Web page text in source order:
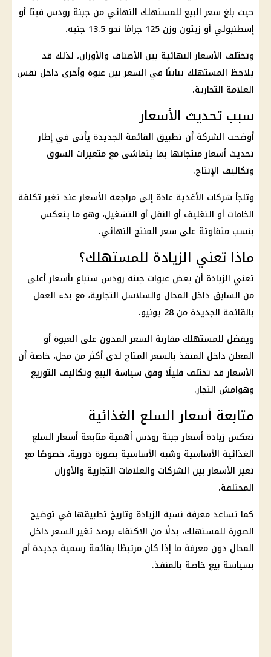
حيث بلغ سعر البيع للمستهلك النهائي من جبنة رودس فيتا أو
إسطنبولي أو زيتون وزن 125 جرامًا نحو 13.5 جنيه.
وتختلف الأسعار النهائية بين الأصناف والأوزان، لذلك قد
يلاحظ المستهلك تباينًا في السعر بين عبوة وأخرى داخل نفس
العلامة التجارية.
سبب تحديث الأسعار
أوضحت الشركة أن تطبيق القائمة الجديدة يأتي في إطار
تحديث أسعار منتجاتها بما يتماشى مع متغيرات السوق
وتكاليف الإنتاج.
وتلجأ شركات الأغذية عادة إلى مراجعة الأسعار عند تغير تكلفة
الخامات أو التغليف أو النقل أو التشغيل، وهو ما ينعكس
بنسب متفاوتة على سعر المنتج النهائي.
ماذا تعني الزيادة للمستهلك؟
تعني الزيادة أن بعض عبوات جبنة رودس ستباع بأسعار أعلى
من السابق داخل المحال والسلاسل التجارية، مع بدء العمل
بالقائمة الجديدة من 28 يونيو.
ويفضل للمستهلك مقارنة السعر المدون على العبوة أو
المعلن داخل المنفذ بالسعر المتاح لدى أكثر من محل، خاصة أن
الأسعار قد تختلف قليلًا وفق سياسة البيع وتكاليف التوزيع
وهوامش التجار.
متابعة أسعار السلع الغذائية
تعكس زيادة أسعار جبنة رودس أهمية متابعة أسعار السلع
الغذائية الأساسية وشبه الأساسية بصورة دورية، خصوصًا مع
تغير الأسعار بين الشركات والعلامات التجارية والأوزان
المختلفة.
كما تساعد معرفة نسبة الزيادة وتاريخ تطبيقها في توضيح
الصورة للمستهلك، بدلًا من الاكتفاء برصد تغير السعر داخل
المحال دون معرفة ما إذا كان مرتبطًا بقائمة رسمية جديدة أم
بسياسة بيع خاصة بالمنفذ.